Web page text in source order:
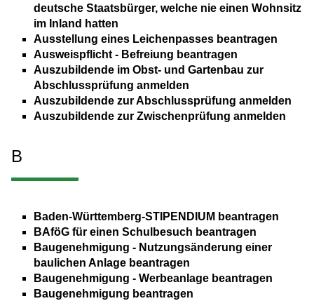
deutsche Staatsbürger, welche nie einen Wohnsitz
im Inland hatten
Ausstellung eines Leichenpasses beantragen
Ausweispflicht - Befreiung beantragen
Auszubildende im Obst- und Gartenbau zur
Abschlussprüfung anmelden
Auszubildende zur Abschlussprüfung anmelden
Auszubildende zur Zwischenprüfung anmelden
B
Baden-Württemberg-STIPENDIUM beantragen
BAföG für einen Schulbesuch beantragen
Baugenehmigung - Nutzungsänderung einer
baulichen Anlage beantragen
Baugenehmigung - Werbeanlage beantragen
Baugenehmigung beantragen